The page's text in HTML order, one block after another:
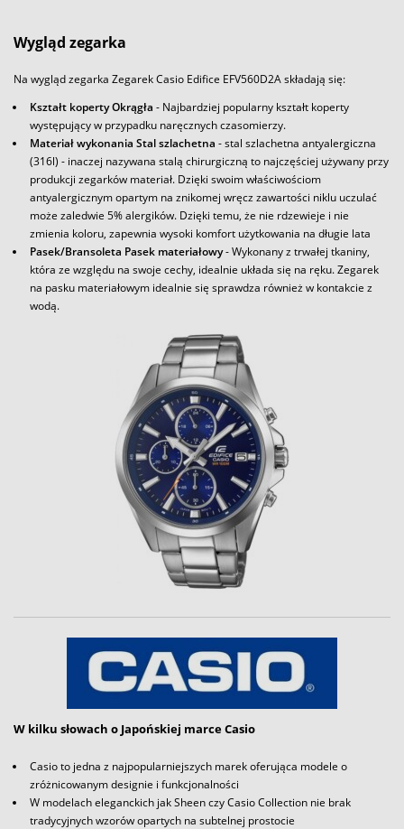
Wygląd zegarka
Na wygląd zegarka Zegarek Casio Edifice EFV560D2A składają się:
Kształt koperty Okrągła - Najbardziej popularny kształt koperty
występujący w przypadku naręcznych czasomierzy.
Materiał wykonania Stal szlachetna - stal szlachetna antyalergiczna
(316l) - inaczej nazywana stalą chirurgiczną to najczęściej używany przy
produkcji zegarków materiał. Dzięki swoim właściwościom
antyalergicznym opartym na znikomej wręcz zawartości niklu uczulać
może zaledwie 5% alergików. Dzięki temu, że nie rdzewieje i nie
zmienia koloru, zapewnia wysoki komfort użytkowania na długie lata
Pasek/Bransoleta Pasek materiałowy- Wykonany z trwałej tkaniny,
która ze względu na swoje cechy, idealnie układa się na ręku. Zegarek
na pasku materiałowym idealnie się sprawdza również w kontakcie z
wodą.
W kilku słowach o Japońskiej marce Casio
Casio to jedna z najpopularniejszych marek oferująca modele o
zróżnicowanym designie i funkcjonalności
W modelach eleganckich jak Sheen czy Casio Collection nie brak
tradycyjnych wzorów opartych na subtelnej prostocie